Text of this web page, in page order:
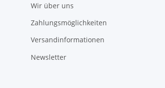
Wir über uns
Zahlungsmöglichkeiten
Versandinformationen
Newsletter